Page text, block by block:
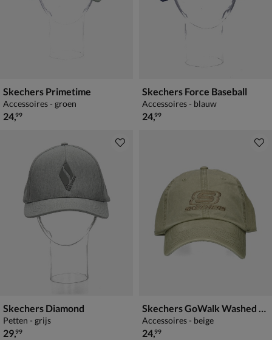
Skechers Primetime
Accessoires - groen
€ 24,99
24,99
Skechers Force Baseball
Accessoires - blauw
€ 24,99
24,99
Skechers Diamond
Petten - grijs
€ 29,99
29,99
Skechers GoWalk Washed Triples
Accessoires - beige
€ 24,99
24,99